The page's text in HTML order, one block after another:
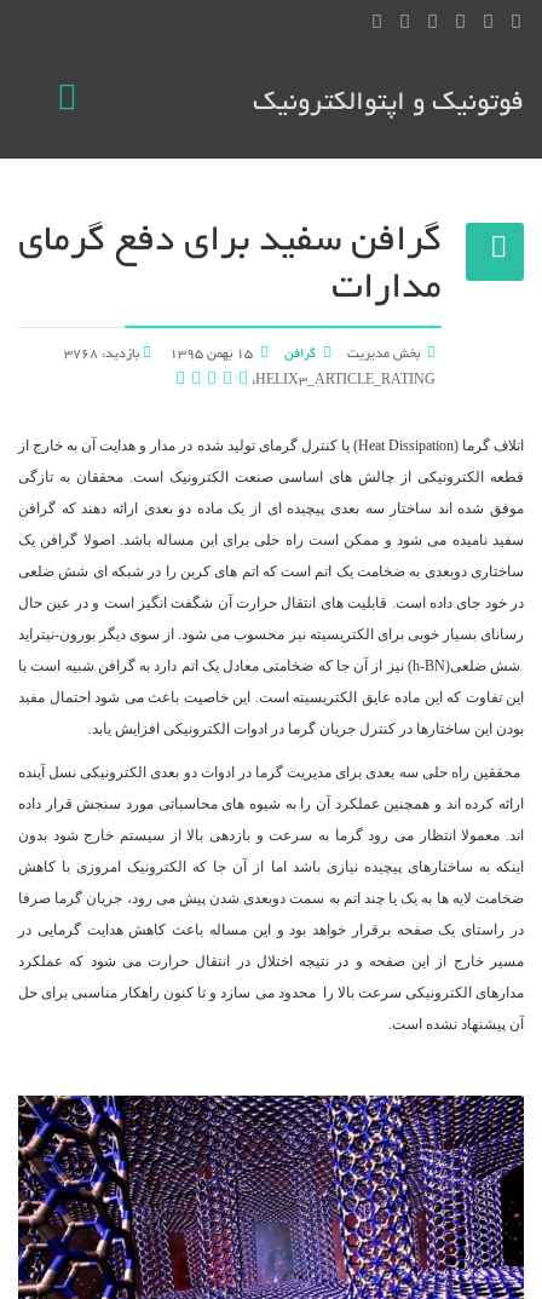
فوتونیک و اپتوالکترونیک
گرافن سفید برای دفع گرمای
مدارات
بخش مدیریت گرافن 15 بهمن 1395
بازدید: 3768
HELIX3_ARTICLE_RATING:
اتلاف گرما (Heat Dissipation) یا کنترل گرمای تولید شده در مدار و هدایت آن به خارج از
قطعه الکترونیکی از چالش های اساسی صنعت الکترونیک است. محققان به تازگی
موفق شده اند ساختار سه بعدی پیچیده ای از یک ماده دو بعدی ارائه دهند که گرافن
سفید نامیده می شود و ممکن است راه حلی برای این مساله باشد. اصولا گرافن یک
ساختاری دوبعدی به ضخامت یک اتم است که اتم های کربن را در شبکه ای شش ضلعی
در خود جای داده است. قابلیت های انتقال حرارت آن شگفت انگیز است و در عین حال
رسانای بسیار خوبی برای الکتریسیته نیز محسوب می شود. از سوی دیگر بورون-نیتراید
شش ضلعی(h-BN) نیز از آن جا که ضخامتی معادل یک اتم دارد به گرافن شبیه است با
این تفاوت که این ماده عایق الکتریسیته است. این خاصیت باعث می شود احتمال مفید
بودن این ساختارها در کنترل جریان گرما در ادوات الکترونیکی افزایش یابد.
محققین راه حلی سه بعدی برای مدیریت گرما در ادوات دو بعدی الکترونیکی نسل آینده
ارائه کرده اند و همچنین عملکرد آن را به شیوه های محاسباتی مورد سنجش قرار داده
اند. معمولا انتظار می رود گرما به سرعت و بازدهی بالا از سیستم خارج شود بدون
اینکه به ساختارهای پیچیده نیازی باشد اما از آن جا که الکترونیک امروزی با کاهش
ضخامت لایه ها به یک یا چند اتم به سمت دوبعدی شدن پیش می رود، جریان گرما صرفا
در راستای یک صفحه برقرار خواهد بود و این مساله باعث کاهش هدایت گرمایی در
مسیر خارج از این صفحه و در نتیجه اختلال در انتقال حرارت می شود که عملکرد
مدارهای الکترونیکی سرعت بالا را محدود می سازد و تا کنون راهکار مناسبی برای حل
آن پیشنهاد نشده است.